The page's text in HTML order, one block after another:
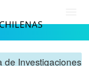
de Investigaciones